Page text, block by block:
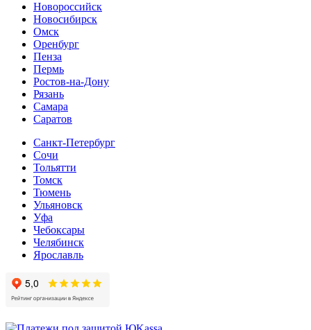
Новороссийск
Новосибирск
Омск
Оренбург
Пенза
Пермь
Ростов-на-Дону
Рязань
Самара
Cаратов
Санкт-Петербург
Сочи
Тольятти
Томск
Тюмень
Ульяновск
Уфа
Чебоксары
Челябинск
Ярославль